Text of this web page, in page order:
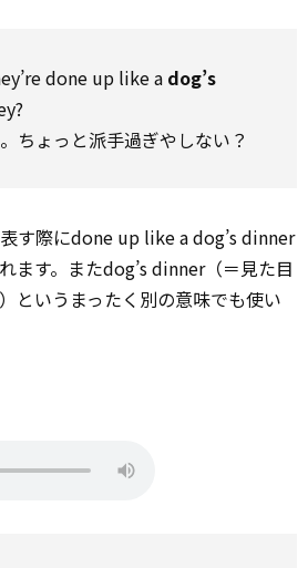
done up like a dog’s
ちょっと派手過ぎやしない？
す際にdone up like a dog’s dinner
ます。またdog’s dinner（＝見た目
というまったく別の意味でも使い